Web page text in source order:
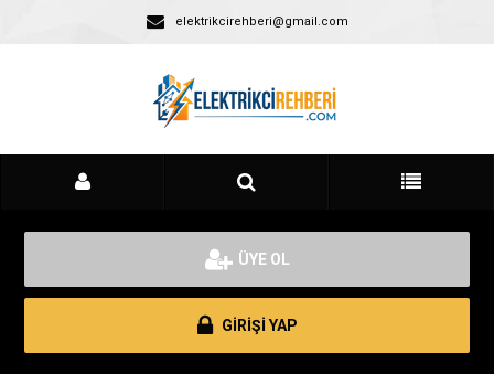
elektrikcirehberi@gmail.com
ÜYE OL
GİRİŞİ YAP